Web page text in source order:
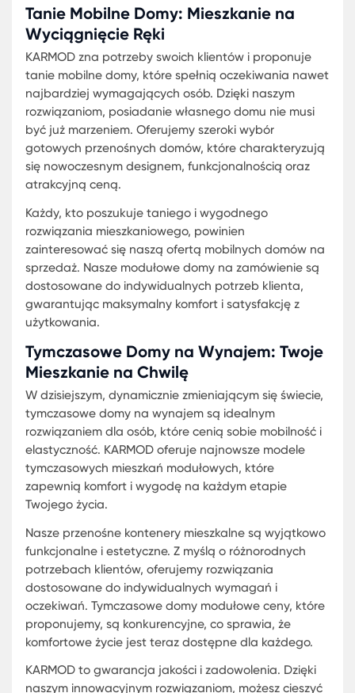
są konkurencyjne i dostępne dla szerokiego
klientów. Nasz zespół ekspertów stale pracuje
rozwojem technologii, aby nasze domy były
bardziej oszczędne i ekologiczne.
Najlepsze przenośne domy w ofercie Karmod to
gwarancja jakości i zadowolenia. Każdy dom jest
starannie projektowany i wykonany, aby
oczekiwaniom najbardziej wymagających
Dzięki naszym rozwiązaniom, marzenie o własnym
domu jest teraz na wyciągnięcie ręki.
Niezależnie od tego, czy szukasz małego,
domu, czy potrzebujesz więcej przestrzeni dla
rodziny, Karmod ma idealne rozwiązanie dla
Zapraszamy do zapoznania się z naszą ofertą
mobilnych domów na sprzedaż, przenośnych
kontenerów mieszkalnych i odkrycia, jak
funkcjonalne mogą być nowoczesne rozwiązania
mieszkaniowe.
Najlepsze Przenośne Domy: Komfort
Styl w Jednym
Zastanawiasz się, jak połączyć komfort
tradycyjnym domu z mobilnością nowoczesnego
życia? KARMOD prezentuje najlepsze przenośne
domy, które łączą w sobie wygodę i styl.
nasze rozwiązania, zyskujesz nie tylko mobilność,
także elegancję i funkcjonalność.
Nasze przenośne mieszkania tymczasowe są
idealnym rozwiązaniem dla osób ceniących sobie
swobodę i niezależność. Dzięki zastosowaniu
innowacyjnych technologii, KARMOD oferuje